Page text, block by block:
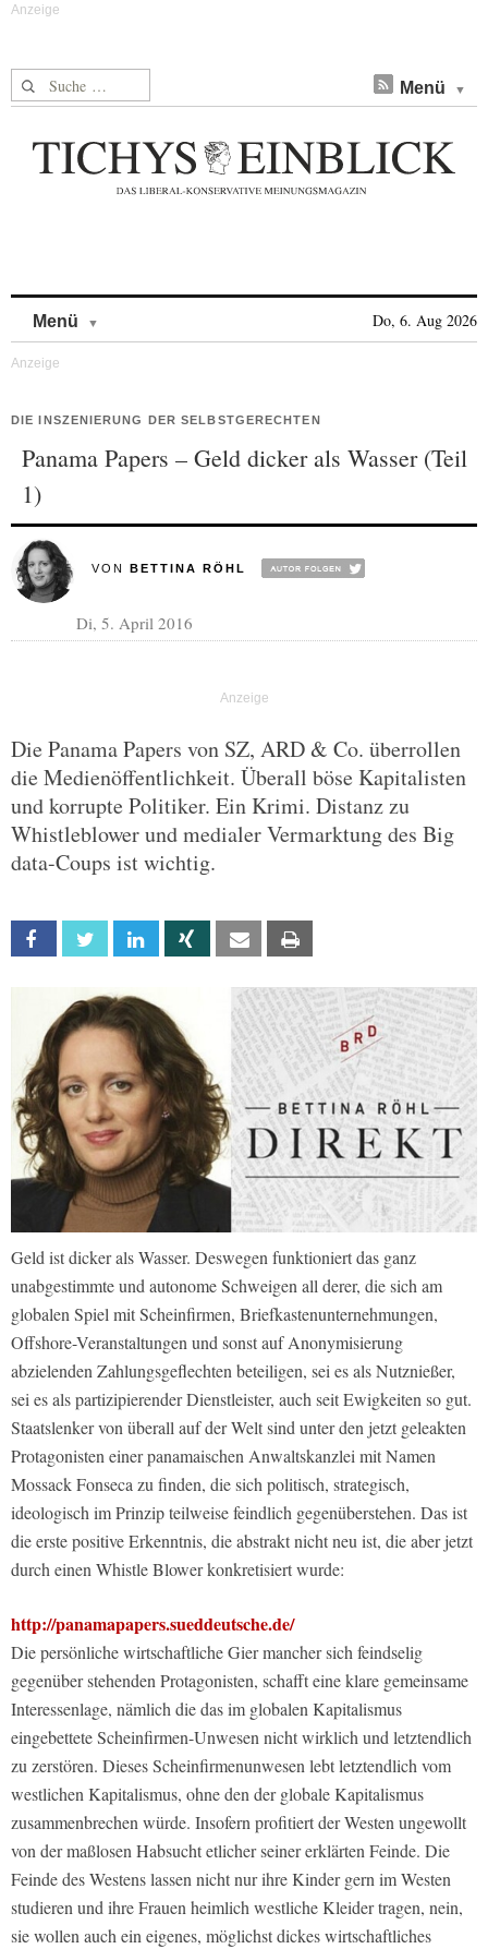
Suche nach: Menü
Menü Do, 6. Aug 2026
DIE INSZENIERUNG DER SELBSTGERECHTEN
Panama Papers – Geld dicker als Wasser (Teil
1)
VON BETTINA RÖHL
Di, 5. April 2016
Die Panama Papers von SZ, ARD & Co. überrollen
die Medienöffentlichkeit. Überall böse Kapitalisten
und korrupte Politiker. Ein Krimi. Distanz zu
Whistleblower und medialer Vermarktung des Big
data-Coups ist wichtig.
Facebook Twitter Linkedin Xing Email
Geld ist dicker als Wasser. Deswegen funktioniert das ganz
unabgestimmte und autonome Schweigen all derer, die sich am
globalen Spiel mit Scheinfirmen, Briefkastenunternehmungen,
Offshore-Veranstaltungen und sonst auf Anonymisierung
abzielenden Zahlungsgeflechten beteiligen, sei es als Nutznießer,
sei es als partizipierender Dienstleister, auch seit Ewigkeiten so gut.
Staatslenker von überall auf der Welt sind unter den jetzt geleakten
Protagonisten einer panamaischen Anwaltskanzlei mit Namen
Mossack Fonseca zu finden, die sich politisch, strategisch,
ideologisch im Prinzip teilweise feindlich gegenüberstehen. Das ist
die erste positive Erkenntnis, die abstrakt nicht neu ist, die aber jetzt
durch einen Whistle Blower konkretisiert wurde:
http://panamapapers.sueddeutsche.de/
Die persönliche wirtschaftliche Gier mancher sich feindselig
gegenüber stehenden Protagonisten, schafft eine klare gemeinsame
Interessenlage, nämlich die das im globalen Kapitalismus
eingebettete Scheinfirmen-Unwesen nicht wirklich und letztendlich
zu zerstören. Dieses Scheinfirmenunwesen lebt letztendlich vom
westlichen Kapitalismus, ohne den der globale Kapitalismus
zusammenbrechen würde. Insofern profitiert der Westen ungewollt
von der maßlosen Habsucht etlicher seiner erklärten Feinde. Die
Feinde des Westens lassen nicht nur ihre Kinder gern im Westen
studieren und ihre Frauen heimlich westliche Kleider tragen, nein,
sie wollen auch ein eigenes, möglichst dickes wirtschaftliches